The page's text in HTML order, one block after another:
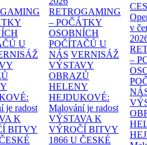
U
je radost
K
BITVY
RETROGAMING
– POČÁTKY
OSOBNÍCH
POČÍTAČŮ U
NÁS VERNISÁŽ
VÝSTAVY
OBRAZŮ
HELENY
HEJDUKOVÉ:
Malování je radost
VÝSTAVA K
VÝROČÍ BITVY
1866 U ČESKÉ
v
–